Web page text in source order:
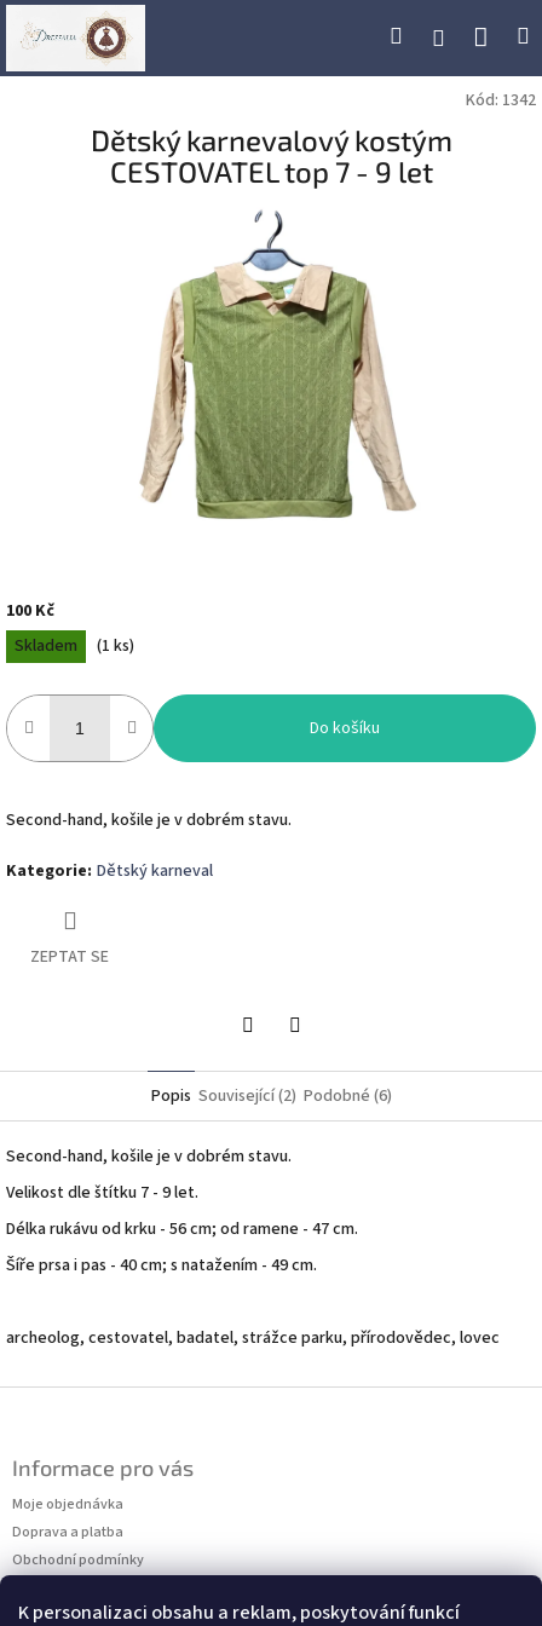
K personalizaci obsahu a reklam, poskytování funkcí
Přejít
Hledat Přihlášení
Kód: 1342
Dětský karnevalový kostým
CESTOVATEL top 7 - 9 let
100 Kč
Měrná
cena:
Skladem (1 ks)
Do košíku
Second-hand, košile je v dobrém stavu.
Kategorie: Dětský karneval
ZEPTAT SE
Popis Související (2) Podobné (6)
Second-hand, košile je v dobrém stavu.
Velikost dle štítku 7 - 9 let.
Délka rukávu od krku - 56 cm; od ramene - 47 cm.
Šíře prsa i pas - 40 cm; s natažením - 49 cm.
archeolog, cestovatel, badatel, strážce parku, přírodovědec, lovec
Informace pro vás
Moje objednávka
Doprava a platba
Obchodní podmínky
Kontakty